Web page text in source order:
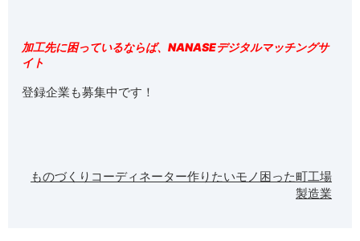
加工先に困っているならば、NANASEデジタルマッチングサ
イト
登録企業も募集中です！
ものづくりコーディネーター作りたいモノ 困った町工場
製造業